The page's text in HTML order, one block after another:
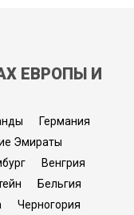
ЕВРОПЫ И
Германия
Эмираты
Венгрия
Бельгия
Черногория